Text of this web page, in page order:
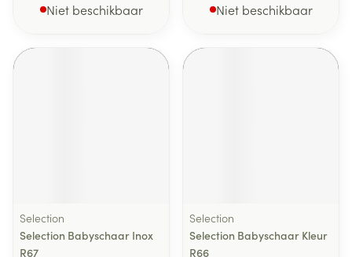
Niet beschikbaar Niet beschikbaar
Selection
Selection Babyschaar Inox
R67
Selection
Selection Babyschaar Kleur
R66